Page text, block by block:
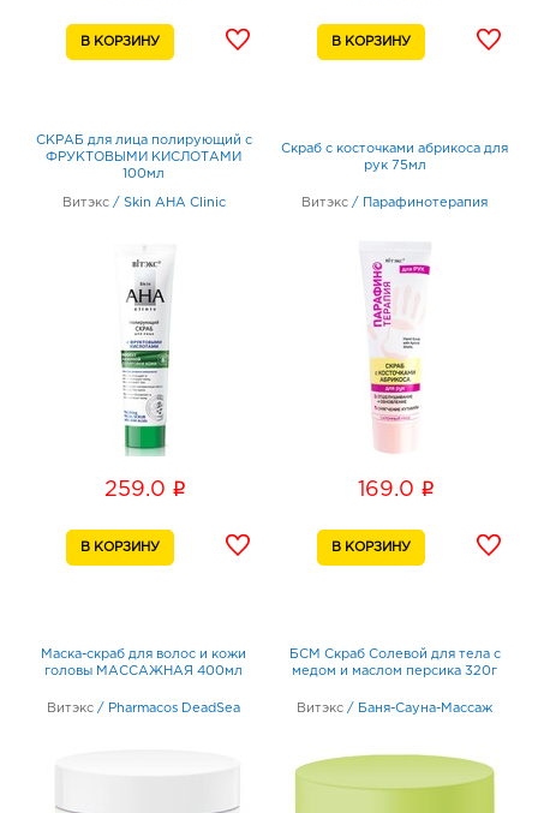
СКРАБ для лица полирующий с
ФРУКТОВЫМИ КИСЛОТАМИ
100мл
Витэкс / Skin AHA Clinic
259.0 i
Скраб с косточками абрикоса для
рук 75мл
Витэкс / Парафинотерапия
169.0 i
Маска-скраб для волос и кожи
головы МАССАЖНАЯ 400мл
Витэкс / Pharmacos DeadSea
БСМ Скраб Солевой для тела с
медом и маслом персика 320г
Витэкс / Баня-Сауна-Массаж